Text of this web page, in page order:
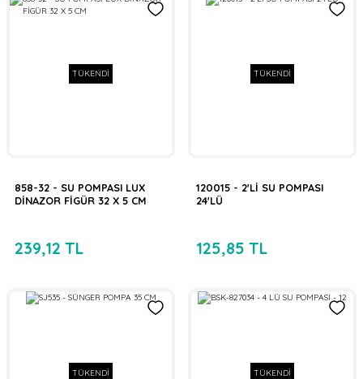
TÜKENDİ
858-32 - SU POMPASI LUX
DİNAZOR FİGÜR 32 X 5 CM
239,12 TL
TÜKENDİ
120015 - 2'Lİ SU POMPASI
24'LÜ
125,85 TL
TÜKENDİ TÜKENDİ